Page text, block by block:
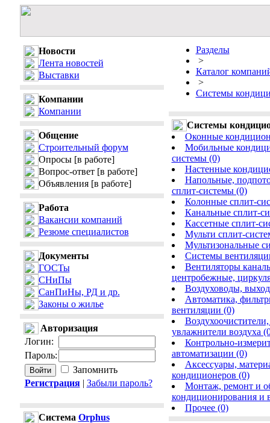
Новости
Лента новостей
Выставки
Компании
Компании
Общение
Строительный форум
Опросы [в работе]
Вопрос-ответ [в работе]
Объявления [в работе]
Работа
Вакансии компаний
Резюме специалистов
Документы
ГОСТы
СНиПы
СанПиНы, РД и др.
Законы о жилье
Авторизация
Логин:
Пароль:
Запомнить
Регистрация| Забыли пароль?
Cистема Orphus
Разделы
>
Каталог
>
Системы
Системы
Оконные
Мобильные
системы (0)
Настенные
Напольные,
сплит-системы (0)
Колонные сплит-
Канальные сплит-
Кассетные сплит-
Мульти сплит-
Мультизональные
Системы
Вентиляторы
центробежные,
Воздуховоды,
Автоматика,
вентиляции (0)
увлажнители воздуха
Контрольно-
автоматизации (0)
Аксессуары,
кондиционеров (0)
Монтаж, ремонт и
кондиционирования и
Прочее (0)